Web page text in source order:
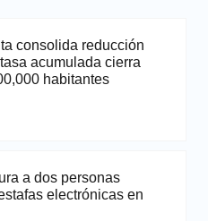
consolida reducción
acumulada cierra
habitantes
a dos personas
electrónicas en